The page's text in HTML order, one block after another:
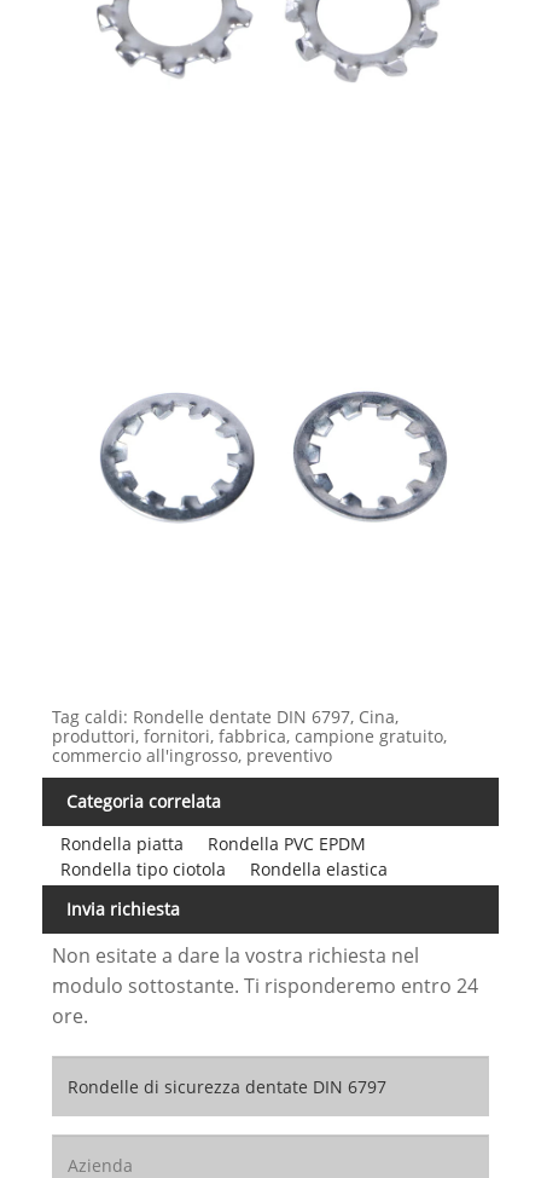
Tag caldi: Rondelle dentate DIN 6797, Cina,
produttori, fornitori, fabbrica, campione gratuito,
commercio all'ingrosso, preventivo
Categoria correlata
Rondella piatta
Rondella PVC EPDM
Rondella tipo ciotola
Rondella elastica
Invia richiesta
Non esitate a dare la vostra richiesta nel
modulo sottostante. Ti risponderemo entro 24
ore.